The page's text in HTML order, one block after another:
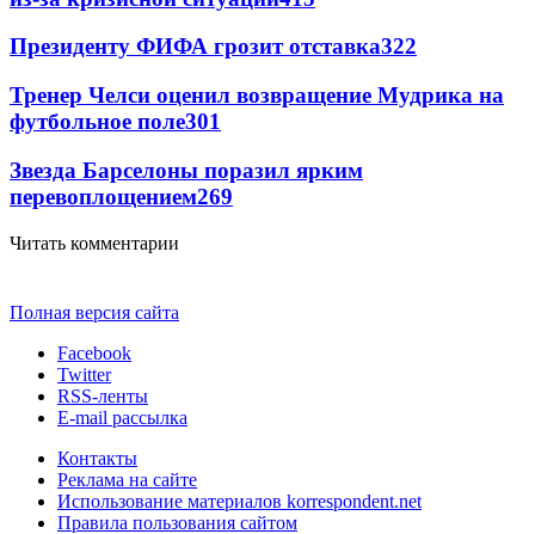
Президенту ФИФА грозит отставка322
Тренер Челси оценил возвращение Мудрика на
футбольное поле301
Звезда Барселоны поразил ярким
перевоплощением269
Читать комментарии
Полная версия сайта
Facebook
Twitter
RSS-ленты
E-mail рассылка
Контакты
Реклама на сайте
Использование материалов korrespondent.net
Правила пользования сайтом